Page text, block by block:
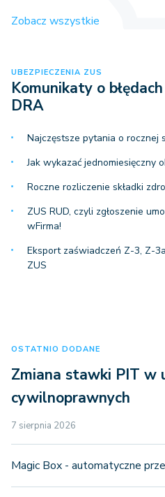
Zobacz wszystkie
UBEZPIECZENIA ZUS
Komunikaty o
DRA
Najczęstsze pytania o rocznej
Jak wykazać jednomiesięczny
Roczne rozliczenie składki
ZUS RUD, czyli zgłoszenie
wFirma!
Eksport zaświadczeń Z-3, Z-
ZUS
OSTATNIO DODANE
Zmiana stawki PIT w
cywilnoprawnych
7 sierpnia 2026
Magic Box - automatyczne